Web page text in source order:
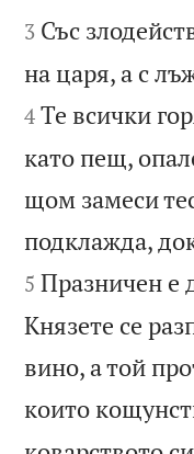


3 Със
на царя, а с
4 Те всички
като пещ,
щом замеси
подклажда,
5 Празничен е
Князете се
вино, а той
които